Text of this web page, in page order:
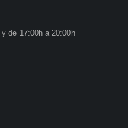
y de 17:00h a 20:00h